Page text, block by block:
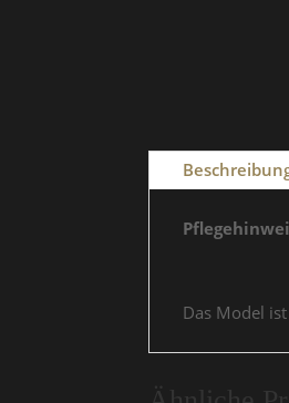
Das Model